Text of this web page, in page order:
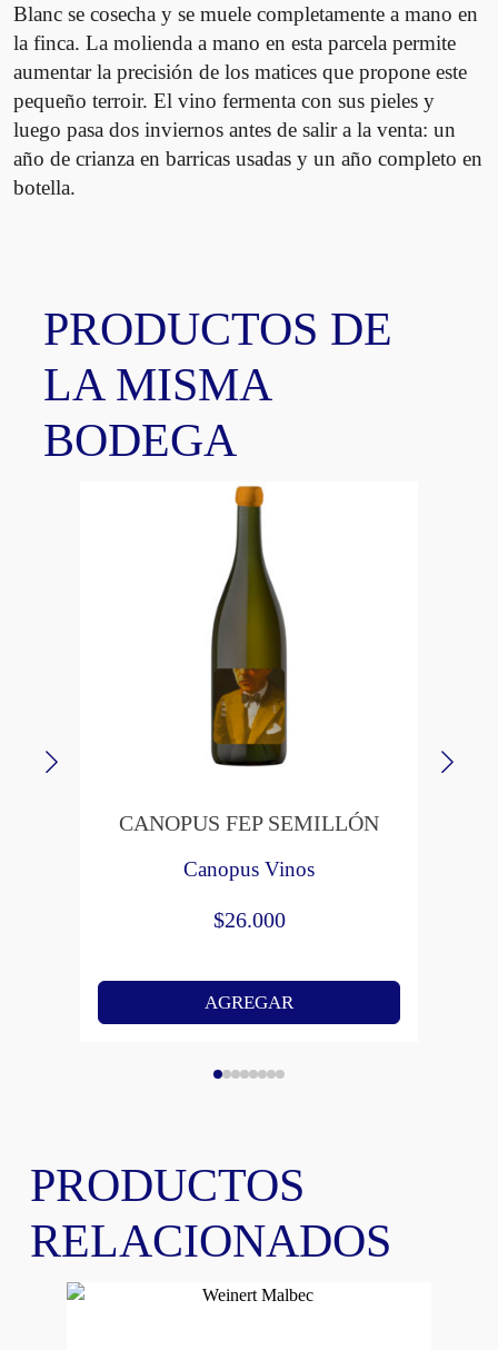
Blanc se cosecha y se muele completamente a mano en
la finca. La molienda a mano en esta parcela permite
aumentar la precisión de los matices que propone este
pequeño terroir. El vino fermenta con sus pieles y
luego pasa dos inviernos antes de salir a la venta: un
año de crianza en barricas usadas y un año completo en
botella.
PRODUCTOS DE
LA MISMA
BODEGA
CANOPUS FEP SEMILLÓN
Canopus Vinos
$26.000
AGREGAR
PRODUCTOS
RELACIONADOS